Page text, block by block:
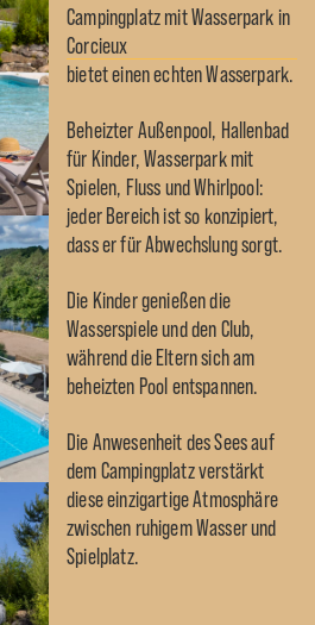
Campingplatz mit Wasserpark in
Corcieux
bietet einen echten Wasserpark.
Beheizter Außenpool, Hallenbad
für Kinder, Wasserpark mit
Spielen, Fluss und Whirlpool:
jeder Bereich ist so konzipiert,
dass er für Abwechslung sorgt.
Die Kinder genießen die
Wasserspiele und den Club,
während die Eltern sich am
beheizten Pool entspannen.
Die Anwesenheit des Sees auf
dem Campingplatz verstärkt
diese einzigartige Atmosphäre
zwischen ruhigem Wasser und
Spielplatz.